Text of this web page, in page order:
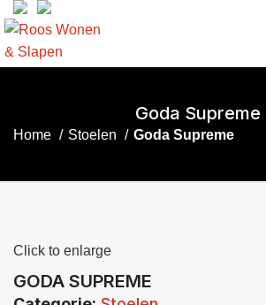
Goda Supreme
Home Stoelen Goda Supreme
Click to enlarge
GODA SUPREME